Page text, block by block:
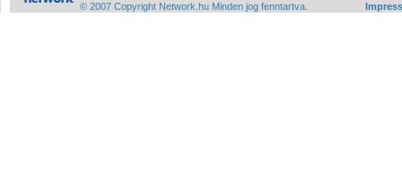
© 2007 Copyright Network.hu Minden jog fenntartva.